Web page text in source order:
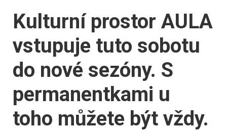
Kulturní prostor AULA
vstupuje tuto sobotu
do nové sezóny. S
permanentkami u
toho můžete být vždy.